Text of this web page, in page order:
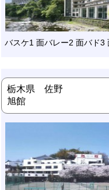
バスケ1 面バレー2 面バド3
栃木県 佐野
旭館